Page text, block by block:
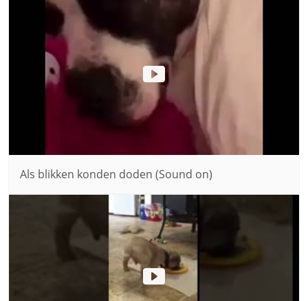
Als blikken konden doden (Sound on)